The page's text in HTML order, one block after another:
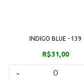
INDIGO BLUE - 139
R$31,00
-